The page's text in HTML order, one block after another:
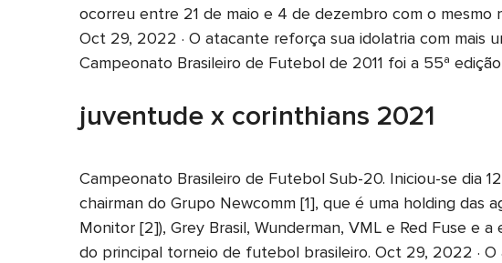
ocorreu entre 21 de maio e 4 de dezembro com o
Oct 29, 2022 · O atacante reforça sua idolatria com mais
Campeonato Brasileiro de Futebol de 2011 foi a 55ª
juventude x corinthians 2021
Campeonato Brasileiro de Futebol Sub-20. Iniciou-se dia
chairman do Grupo Newcomm [1], que é uma holding das
Monitor [2]), Grey Brasil, Wunderman, VML e Red Fuse e
do principal torneio de futebol brasileiro. Oct 29, 2022 ·